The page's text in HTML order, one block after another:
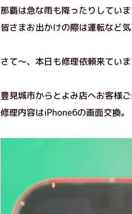
那覇は急な雨も降ったりしてい
皆さまお出かけの際は運転など
さて〜、本日も修理依頼来てい
豊見城市からとよみ店へお客様ご
修理内容はiPhone6の画面交換。